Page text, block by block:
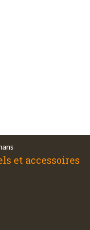
et accessoires